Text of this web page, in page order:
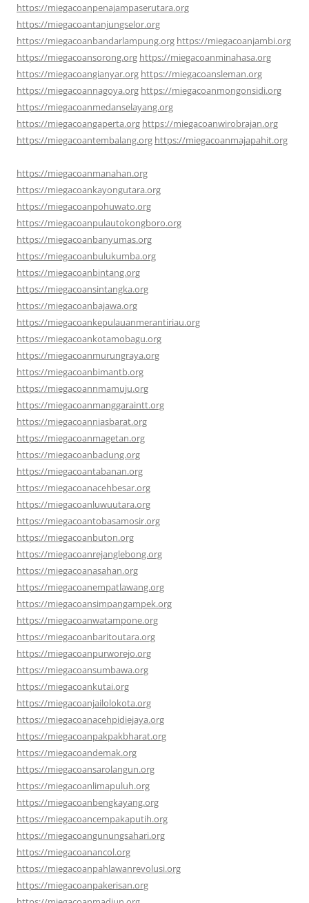
https://miegacoanpenajampaserutara.org
https://miegacoantanjungselor.org
https://miegacoanbandarlampung.org https://miegacoanjambi.org
https://miegacoansorong.org https://miegacoanminahasa.org
https://miegacoangianyar.org https://miegacoansleman.org
https://miegacoannagoya.org https://miegacoanmongonsidi.org
https://miegacoanmedanselayang.org
https://miegacoangaperta.org https://miegacoanwirobrajan.org
https://miegacoantembalang.org https://miegacoanmajapahit.org
https://miegacoanmanahan.org
https://miegacoankayongutara.org
https://miegacoanpohuwato.org
https://miegacoanpulautokongboro.org
https://miegacoanbanyumas.org
https://miegacoanbulukumba.org
https://miegacoanbintang.org
https://miegacoansintangka.org
https://miegacoanbajawa.org
https://miegacoankepulauanmerantiriau.org
https://miegacoankotamobagu.org
https://miegacoanmurungraya.org
https://miegacoanbimantb.org
https://miegacoannmamuju.org
https://miegacoanmanggaraintt.org
https://miegacoanniasbarat.org
https://miegacoanmagetan.org
https://miegacoanbadung.org
https://miegacoantabanan.org
https://miegacoanacehbesar.org
https://miegacoanluwuutara.org
https://miegacoantobasamosir.org
https://miegacoanbuton.org
https://miegacoanrejanglebong.org
https://miegacoanasahan.org
https://miegacoanempatlawang.org
https://miegacoansimpangampek.org
https://miegacoanwatampone.org
https://miegacoanbaritoutara.org
https://miegacoanpurworejo.org
https://miegacoansumbawa.org
https://miegacoankutai.org
https://miegacoanjailolokota.org
https://miegacoanacehpidiejaya.org
https://miegacoanpakpakbharat.org
https://miegacoandemak.org
https://miegacoansarolangun.org
https://miegacoanlimapuluh.org
https://miegacoanbengkayang.org
https://miegacoancempakaputih.org
https://miegacoangunungsahari.org
https://miegacoanancol.org
https://miegacoanpahlawanrevolusi.org
https://miegacoanpakerisan.org